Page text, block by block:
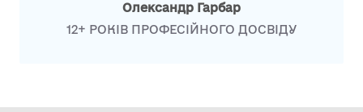
Олександр Гарбар
12+ РОКІВ ПРОФЕСІЙНОГО ДОСВІДУ